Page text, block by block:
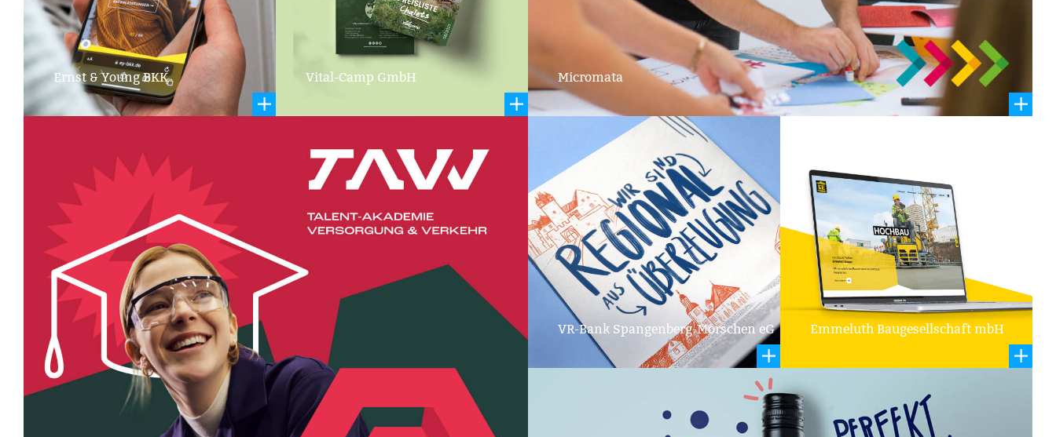
Markenaufbau
und Branding
Ernst & Young BKK Vital-Camp GmbH
Markenaufbau
Micromata
VR-Bank Spangenberg-Morschen eG Emmeluth Baugesellschaft mbH